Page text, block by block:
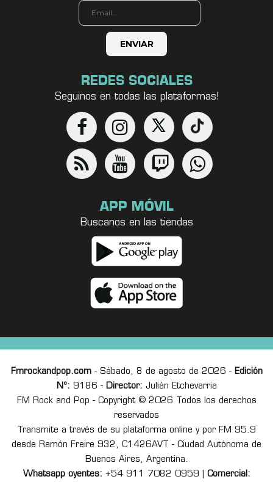
REDES SOCIALES
Seguinos en todas las plataformas!
APP MÓVIL
Buscanos en las tiendas
Fmrockandpop.com- Sábado, 8 de agosto de 2026 - Edición
Nº: 9186 - Director: Julián Etchevarria
FM Rock and Pop - Copyright © 2026 Todos los derechos
reservados
Transmite a través de su plataforma online y por FM 95.9
desde Ramón Freire 932, C1426AVT - Ciudad Autónoma de
Buenos Aires, Argentina.
Whatsapp oyentes: +54 911 7082 0959 | Comercial: